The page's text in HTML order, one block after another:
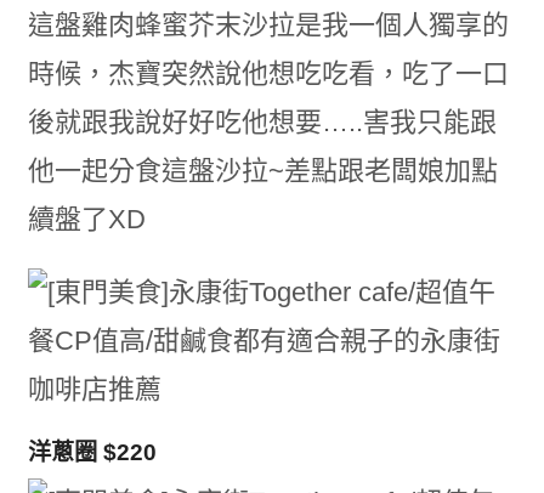
這盤雞肉蜂蜜芥末沙拉是我一個人獨享的
時候，杰寶突然說他想吃吃看，吃了一口
後就跟我說好好吃他想要…..害我只能跟
他一起分食這盤沙拉~差點跟老闆娘加點
續盤了XD
洋蔥圈 $220